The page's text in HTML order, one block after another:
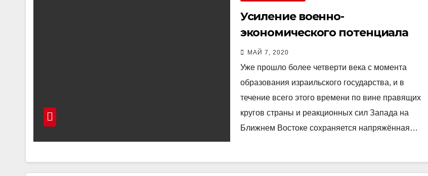
Усиление военно-
экономического потенциала
Израиля
МАЙ 7, 2020
Уже прошло более четверти века с момента
образования израильского государства, и в
течение всего этого времени по вине правящих
кругов страны и реакционных сил Запада на
Ближнем Востоке сохраняется напряжённая…